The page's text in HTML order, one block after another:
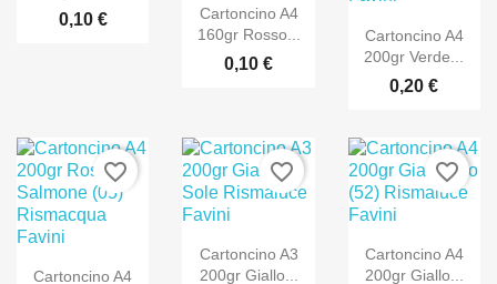
0,10 €
Cartoncino A4
160gr Rosso...
0,10 €
Cartoncino A4
200gr Verde...
0,20 €
Cartoncino A4
favorite_border
Cartoncino A3
200gr Giallo...
favorite_border
Cartoncino A4
200gr Giallo...
favorite_border